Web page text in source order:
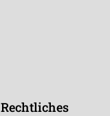
Rechtliches